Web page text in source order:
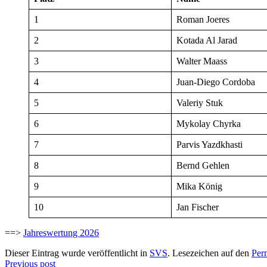
1 Roman Joeres
2 Kotada Al Jarad
3 Walter Maass
4 Juan-Diego Cordoba
5 Valeriy Stuk
6 Mykolay Chyrka
7 Parvis Yazdkhasti
8 Bernd Gehlen
9 Mika König
10 Jan Fischer
==> Jahreswertung 2026
Dieser Eintrag wurde veröffentlicht in SVS. Lesezeichen auf den
Previous post